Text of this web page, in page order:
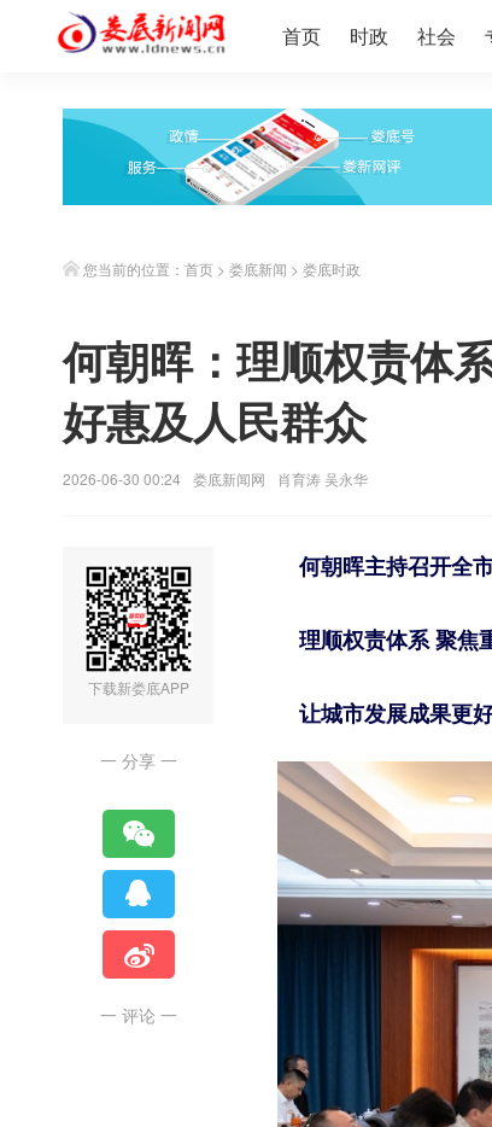
首页 时政 社会
您当前的位置： 首页 > 娄底新闻 > 娄底时政
何朝晖：理顺权责体
好惠及人民群众
2026-06-30 00:24 娄底新闻网 肖育涛 吴永华
下载新娄底APP
一 分享 一
一 评论 一
何朝晖主持召开全
理顺权责体系 聚焦
让城市发展成果更